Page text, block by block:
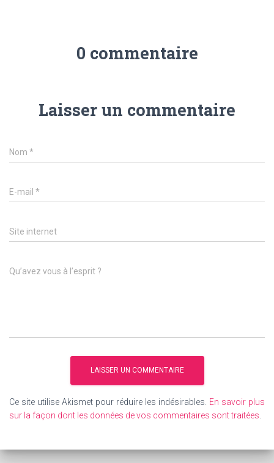
0 commentaire
Laisser un commentaire
Nom *
E-mail *
Site internet
Qu’avez vous à l’esprit ?
Ce site utilise Akismet pour réduire les indésirables. En savoir plus
sur la façon dont les données de vos commentaires sont traitées